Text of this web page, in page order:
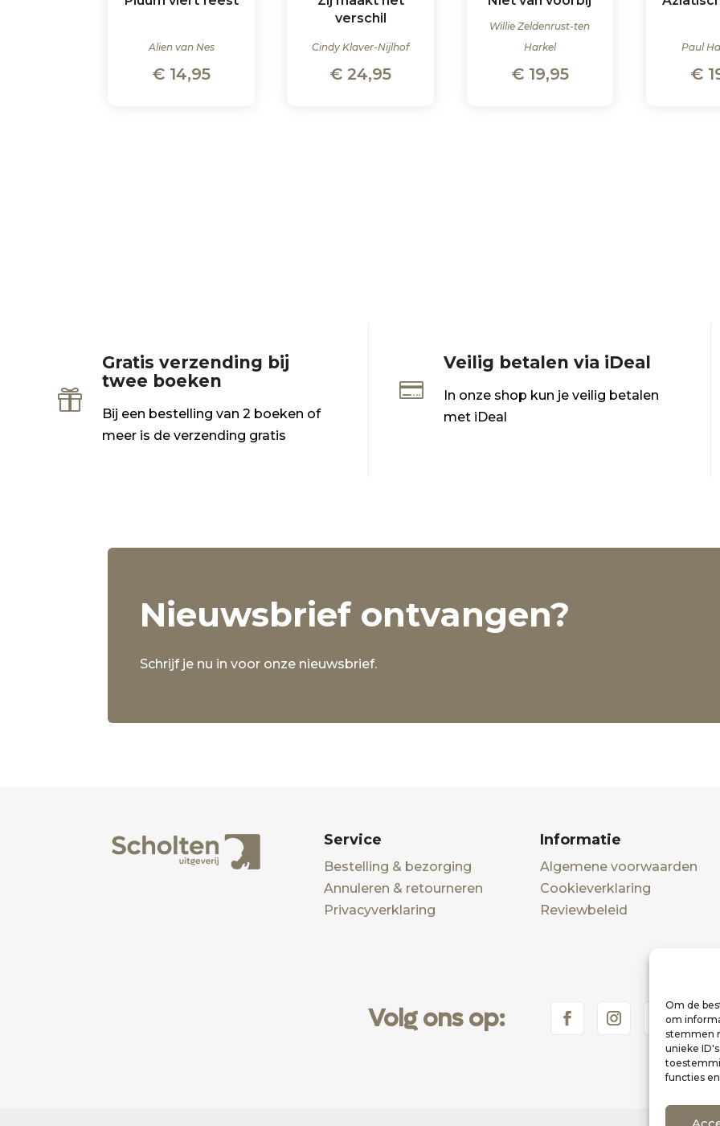
Om de
om
stemmen
unieke
functies
Alien van Nes
€ 14,95
verschil
Cindy Klaver-Nijlhof
€ 24,95
Willie Zeldenrust-ten
Harkel
€19,95
Paul
€

Gratis verzending bij
twee boeken
Bij een bestelling van 2 boeken of
meer is de verzending gratis

Veilig betalen via iDeal
In onze shop kun je veilig betalen
met iDeal
Nieuwsbrief ontvangen?
Schrijf je nu in voor onze nieuwsbrief.
Service
Bestelling & bezorging
Annuleren & retourneren
Privacyverklaring
Informatie
Algemene voorwaarden
Cookieverklaring
Reviewbeleid
Volg ons op: